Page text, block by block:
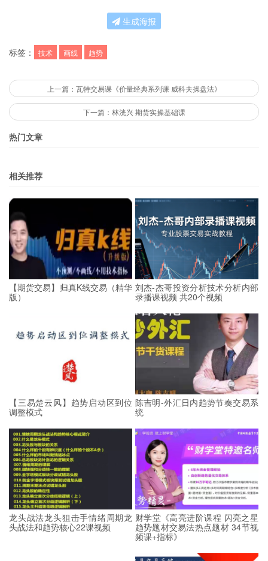
生成海报
标签： 技术 画线 趋势
上一篇：瓦特交易课《价量经典系列课 威科夫操盘法》
下一篇：林洸兴 期货实操基础课
热门文章
相关推荐
【期货交易】归真K线交易（精华
版）
刘杰-杰哥投资分析技术分析内部
录播课视频 共20个视频
【三易楚云风】趋势启动区到位
调整模式
陈吉明-外汇日内趋势节奏交易系
统
龙头战法龙头狙击手情绪周期龙
头战法和趋势核心22课视频
财学堂《高亮进阶课程 闪亮之星
趋势题材交易法热点题材 34节视
频课+指标》